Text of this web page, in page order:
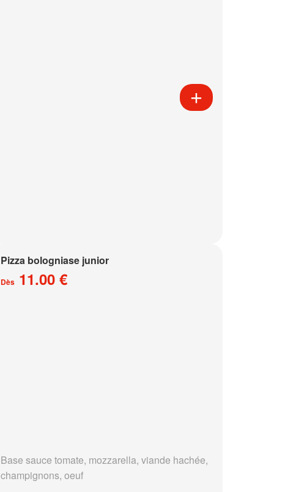
Pizza bologniase junior
Dès 11.00 €
Base sauce tomate, mozzarella, viande hachée,
champignons, oeuf